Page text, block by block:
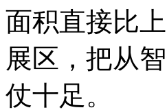
面积直接比
展区，把从
仗十足。